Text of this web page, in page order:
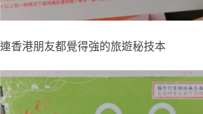
連香港朋友都覺得強的旅遊秘技本